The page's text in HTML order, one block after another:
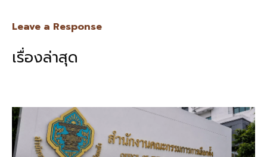
k
Leave a Response
เรื่องล่าสุด